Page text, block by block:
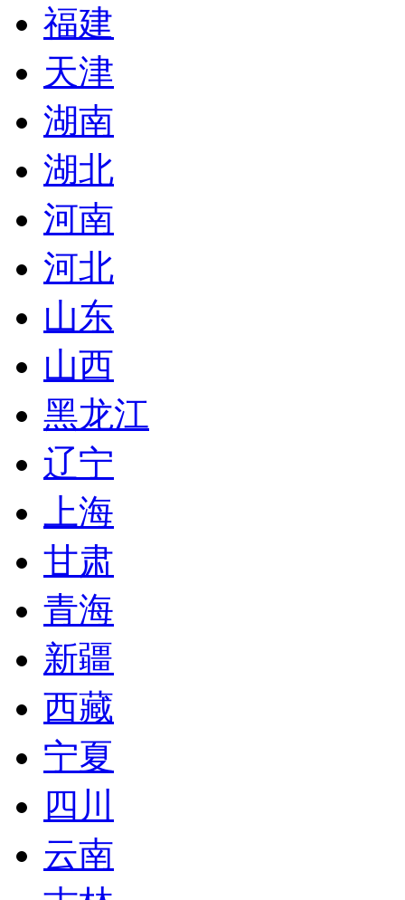
福建
天津
湖南
湖北
河南
河北
山东
山西
黑龙江
辽宁
上海
甘肃
青海
新疆
西藏
宁夏
四川
云南